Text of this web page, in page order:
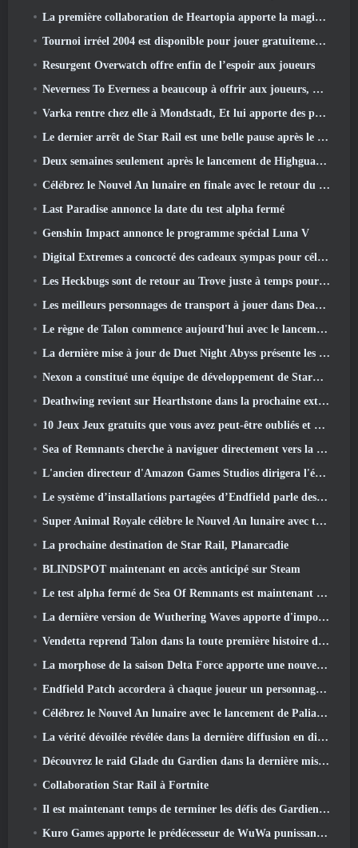
La première collaboration de Heartopia apporte la magie de l'amitié de mon petit poney
Tournoi irréel 2004 est disponible pour jouer gratuitement et Epic ne poursuivra personne pour cela
Resurgent Overwatch offre enfin de l’espoir aux joueurs
Neverness To Everness a beaucoup à offrir aux joueurs, Particulièrement amusant
Varka rentre chez elle à Mondstadt, Et lui apporte des problèmes dans la mise à jour Luna V de Genshin Impact
Le dernier arrêt de Star Rail est une belle pause après le traumatisme
Deux semaines seulement après le lancement de Highguard, Wildlight Entertainment annonce des licenciements
Célébrez le Nouvel An lunaire en finale avec le retour du « mode Bank It »
Last Paradise annonce la date du test alpha fermé
Genshin Impact annonce le programme spécial Luna V
Digital Extremes a concocté des cadeaux sympas pour célébrer le nouvel an lunaire dans Warframe
Les Heckbugs sont de retour au Trove juste à temps pour la saison de l'amour
Les meilleurs personnages de transport à jouer dans Deadlock
Le règne de Talon commence aujourd'hui avec le lancement de la saison Overwatch 1: Conquête
La dernière mise à jour de Duet Night Abyss présente les montures
Nexon a constitué une équipe de développement de StarCraft Shooter selon un rapport du magasin coréen
Deathwing revient sur Hearthstone dans la prochaine extension Cataclysm
10 Jeux Jeux gratuits que vous avez peut-être oubliés et qui participent au PvP Fest de Steam
Sea of ​​Remnants cherche à naviguer directement vers la grandeur
L'ancien directeur d'Amazon Games Studios dirigera l'édition occidentale d'Aion 2
Le système d’installations partagées d’Endfield parle des joueurs
Super Animal Royale célèbre le Nouvel An lunaire avec trois semaines d'événements Super Horse
La prochaine destination de Star Rail, Planarcadie
BLINDSPOT maintenant en accès anticipé sur Steam
Le test alpha fermé de Sea Of Remnants est maintenant en ligne
La dernière version de Wuthering Waves apporte d'importantes baisses de savoir et des changements de qualité de vie
Vendetta reprend Talon dans la toute première histoire d'un an dans Overwatch (Pas de "2", Blizzard abandonne ça)
La morphose de la saison Delta Force apporte une nouvelle carte, Modes, Et améliorations demandées par les joueurs
Endfield Patch accordera à chaque joueur un personnage six étoiles gratuit de son choix
Célébrez le Nouvel An lunaire avec le lancement de Palia's Winter Wonder: Mise à jour du Nouvel An de Riffrocin
La vérité dévoilée révélée dans la dernière diffusion en direct
Découvrez le raid Glade du Gardien dans la dernière mise à jour de Guild Wars 2, à partir d'aujourd'hui
Collaboration Star Rail à Fortnite
Il est maintenant temps de terminer les défis des Gardiens de la Flamme sur Path of Exile pendant Legacy Of Phrecia
Kuro Games apporte le prédécesseur de WuWa punissant Grey Raven sur Steam